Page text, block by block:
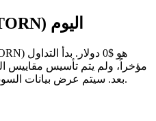
العقود الآجلة باستخدام USDT كضمان
سعر Tornado Cash(TORN) اليوم
بعد. سيتم عرض بيانات السوق بمجرد تسجيل حجم تداول كافٍ.